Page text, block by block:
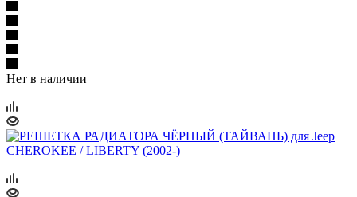
Нет в наличии